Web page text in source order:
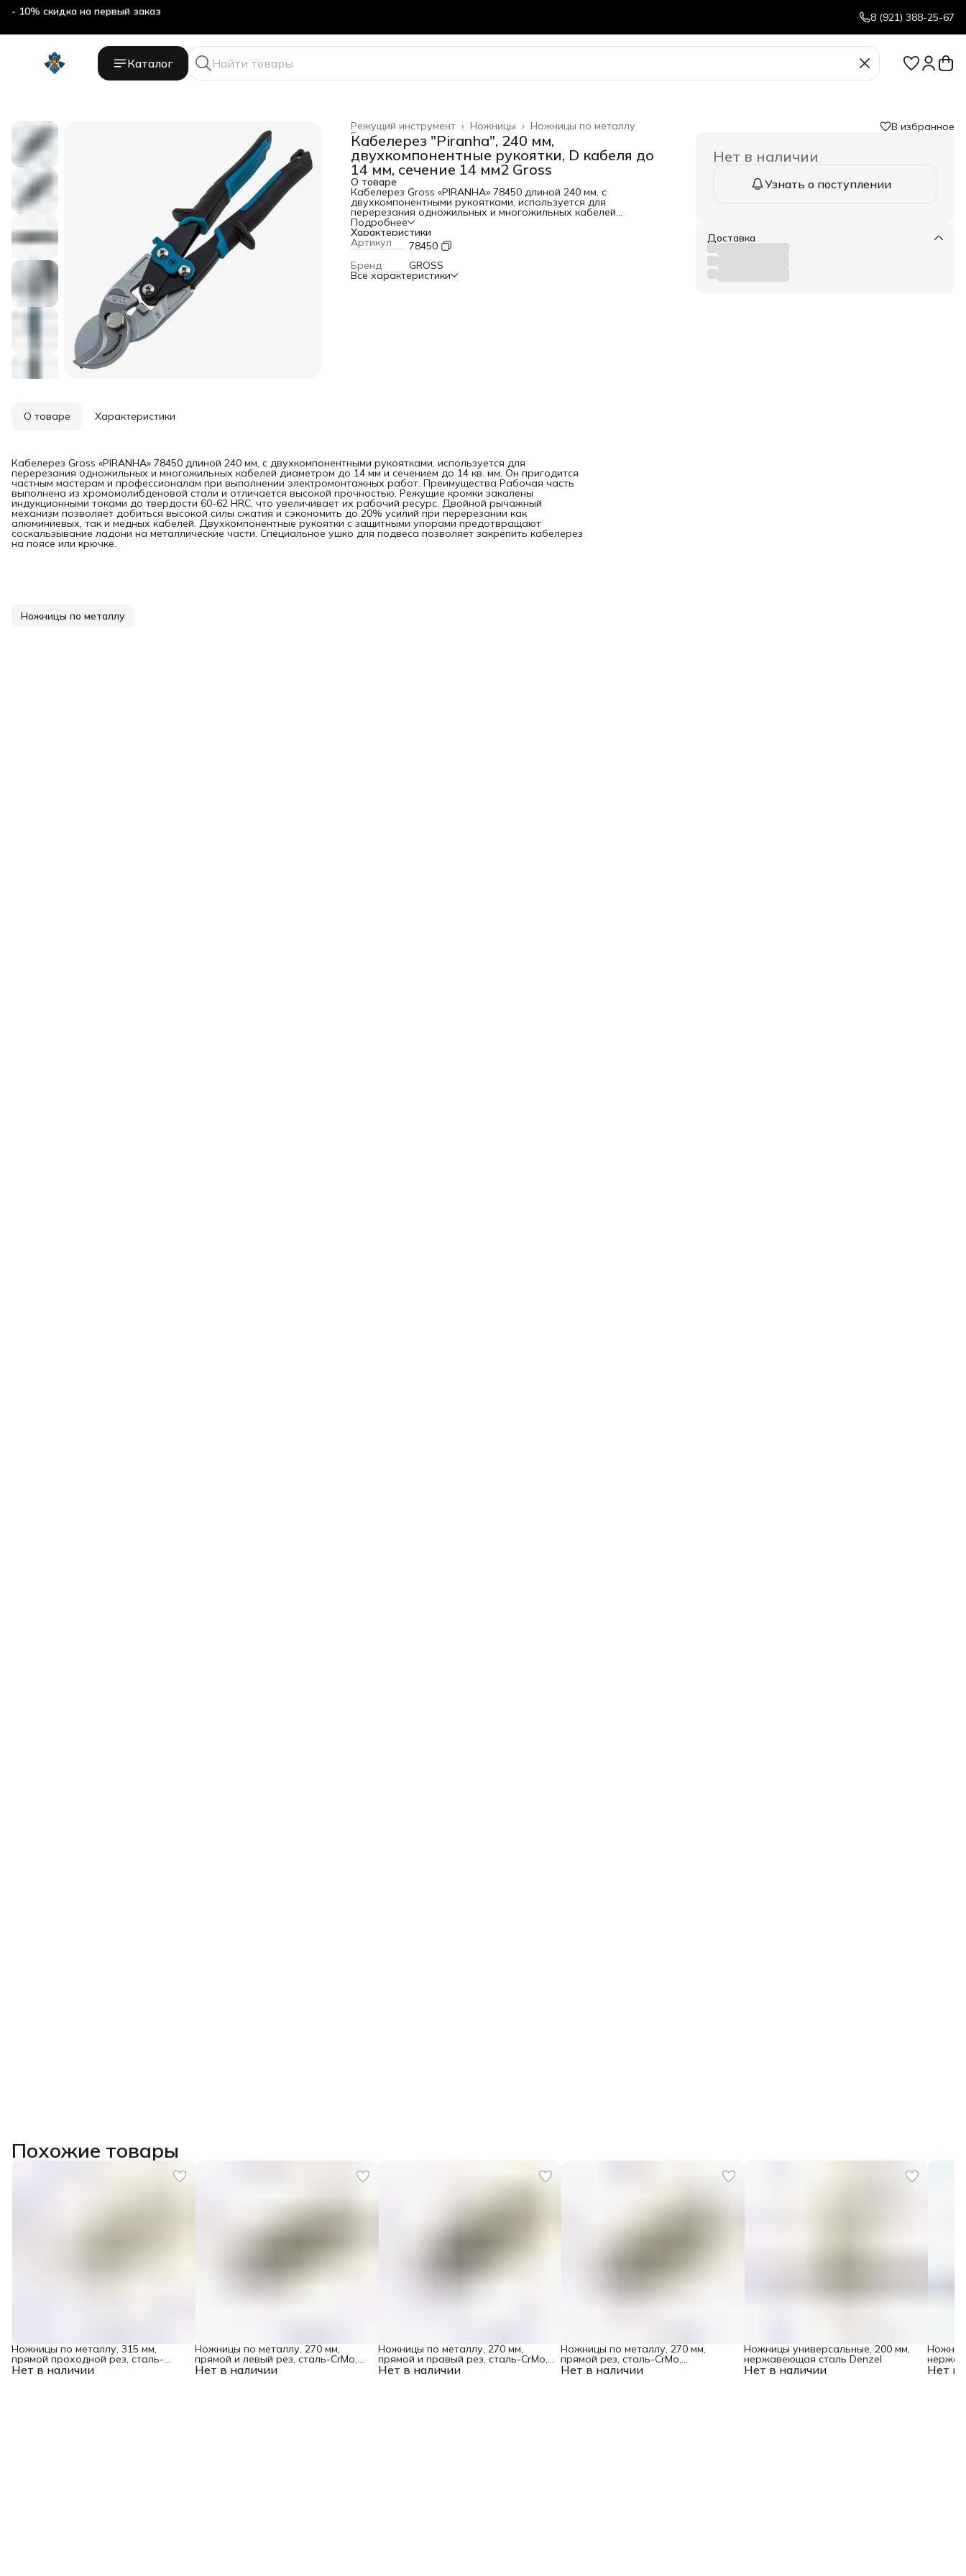
- 10% скидка на первый заказ 8 (921) 388-25-67
Каталог
Ножницы по металлу
Ножницы ›
Режущий инструмент ›
Главная ›
Кабелерез "Piranha", 240 мм,
двухкомпонентные рукоятки, D кабеля до
14 мм, сечение 14 мм2 Gross
О товаре
Кабелерез Gross «PIRANHA» 78450 длиной 240 мм, с
двухкомпонентными рукоятками, используется для
перерезания одножильных и многожильных кабелей
диаметром до 14 мм и сечением до 14 кв. мм. Он пригодится
частным мастерам и профессионалам при выполнении
электромонтажных работ. Преимущества Рабочая часть
выполнена из хромомолибденовой стали и отличается
высокой прочностью. Режущие кромки закалены
индукционными токами до твердости 60-62 HRC, что
увеличивает их рабочий ресурс. Двойной рычажный механизм
Подробнее
Характеристики
Артикул
78450
Бренд
GROSS
Все характеристики
В избранное
Нет в наличии
Узнать о поступлении
Доставка
О товаре Характеристики
Кабелерез Gross «PIRANHA» 78450 длиной 240 мм, с двухкомпонентными рукоятками, используется для
перерезания одножильных и многожильных кабелей диаметром до 14 мм и сечением до 14 кв. мм. Он пригодится
частным мастерам и профессионалам при выполнении электромонтажных работ. Преимущества Рабочая часть
выполнена из хромомолибденовой стали и отличается высокой прочностью. Режущие кромки закалены
индукционными токами до твердости 60-62 HRC, что увеличивает их рабочий ресурс. Двойной рычажный
механизм позволяет добиться высокой силы сжатия и сэкономить до 20% усилий при перерезании как
алюминиевых, так и медных кабелей. Двухкомпонентные рукоятки с защитными упорами предотвращают
соскальзывание ладони на металлические части. Специальное ушко для подвеса позволяет закрепить кабелерез
на поясе или крючке.
Ножницы по металлу
Похожие товары
Нет в наличии
Ножницы по металлу, 315 мм,
прямой проходной рез, сталь-
CrMo, трехкомпонентные рукоятки Нет в наличии
Ножницы по металлу, 270 мм,
прямой и левый рез, сталь-СrMo,
трехкомпонентные рукоятки Denzel Нет в наличии
Ножницы по металлу, 270 мм,
прямой и правый рез, сталь-СrMo,
трехкомпонентные рукоятки Denzel Нет в наличии
Ножницы по металлу, 270 мм,
прямой рез, сталь-CrMo,
трехкомпонентные рукоятки Denzel Нет в наличии
Ножницы универсальные, 200 мм,
нержавеющая сталь Denzel
Нет в